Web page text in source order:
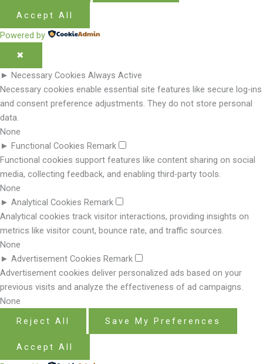
Accept All
Powered by
✖
► Necessary Cookies Always Active
Necessary cookies enable essential site features like secure log-ins
and consent preference adjustments. They do not store personal
data.
None
► Functional Cookies Remark
Functional cookies support features like content sharing on social
media, collecting feedback, and enabling third-party tools.
None
► Analytical Cookies Remark
Analytical cookies track visitor interactions, providing insights on
metrics like visitor count, bounce rate, and traffic sources.
None
► Advertisement Cookies Remark
Advertisement cookies deliver personalized ads based on your
previous visits and analyze the effectiveness of ad campaigns.
None
Reject All
Save My Preferences
Accept All